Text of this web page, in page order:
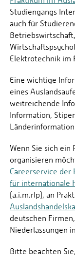
Studiengangs
auch für
Elektrotechnik im
Eine wichtige
eines
weitreichende
Information,
Wenn Sie sich ein
organisieren
Careerservice der
für internationale
(a.i.m.rlp), an
deutschen
Niederlassungen
Bitte beachten